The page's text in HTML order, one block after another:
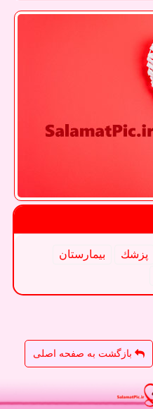
پزشك
بیمارستان
بازگشت به صفحه اصلی